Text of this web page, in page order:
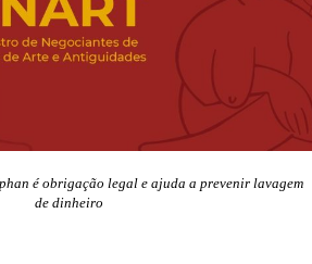
é obrigação legal e ajuda a prevenir lavagem
de dinheiro